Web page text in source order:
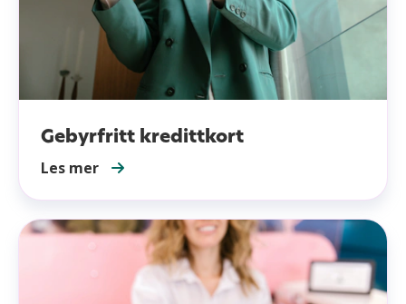
Gebyrfritt kredittkort
Les mer